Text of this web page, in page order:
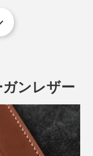
て、姿勢がラク
いからか、PCワ
に合わせて2段階
斜）
ンレザー